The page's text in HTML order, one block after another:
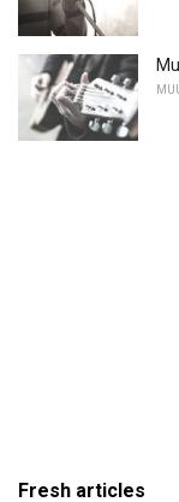
Fresh articles